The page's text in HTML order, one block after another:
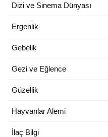
Dizi ve Sinema Dünyası
Ergenlik
Gebelik
Gezi ve Eğlence
Güzellik
Hayvanlar Alemi
İlaç Bilgi